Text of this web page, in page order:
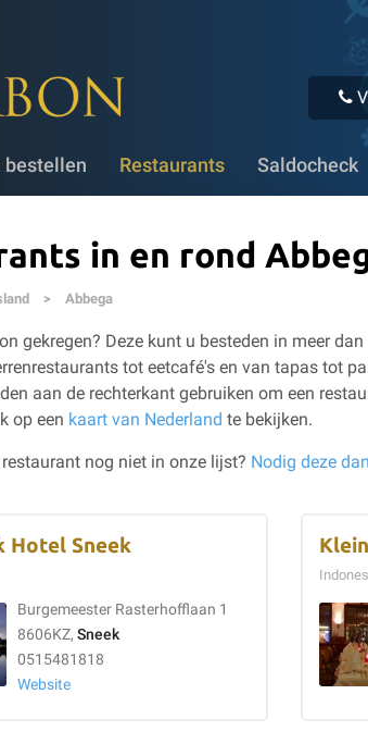
bestellen Restaurants Saldocheck
✔ Bedrijven kunnen
in en rond
> Abbega
gekregen? Deze kunt u besteden in meer
tot eetcafé's en van tapas tot
aan de rechterkant gebruiken om een
op een kaart van Nederland te bekijken.
nog niet in onze lijst? Nodig deze
Hotel Sneek
Burgemeester Rasterhofflaan 1
8606KZ, Sneek
0515481818
Website